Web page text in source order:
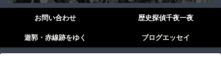
お問い合わせ 歴史探偵千夜一夜
遊郭・赤線跡をゆく ブログエッセイ